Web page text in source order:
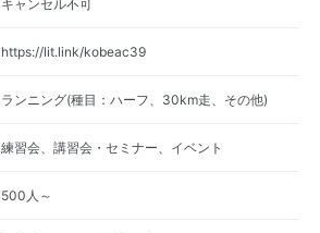
キャンセル不可
https://lit.link/kobeac39
ランニング(種目：ハーフ、30km走、その他)
練習会、講習会・セミナー、イベント
500人～